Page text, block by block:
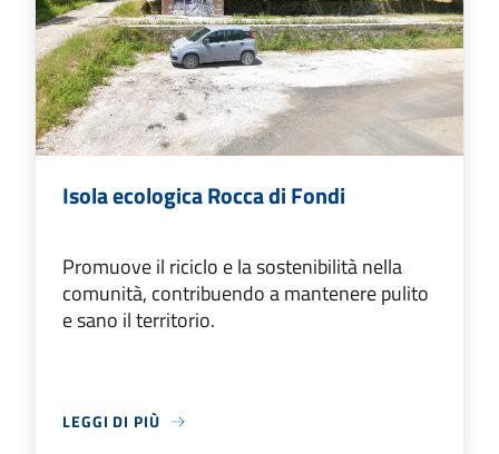
Isola ecologica Rocca di Fondi
Promuove il riciclo e la sostenibilità nella
comunità, contribuendo a mantenere pulito
e sano il territorio.
LEGGI DI PIÙ